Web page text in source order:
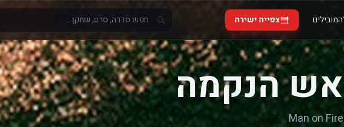
המובילים צפייה ישירה
אש הנקמה
Man on Fire